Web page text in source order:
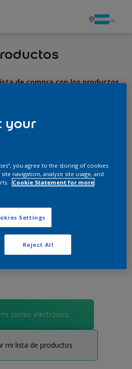
de compra con los productos
un producto a la lista. Cuando
un producto dale click en el
mi correo electrónico
mi lista de productos
your
you agree to the storing of cookies
navigation, analyze site usage, and
Cookie Statement for more
Settings
Reject All